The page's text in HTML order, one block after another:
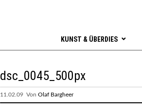
KUNST & ÜBERDIES
dsc_0045_500px
11.02.09 Von Olaf Bargheer